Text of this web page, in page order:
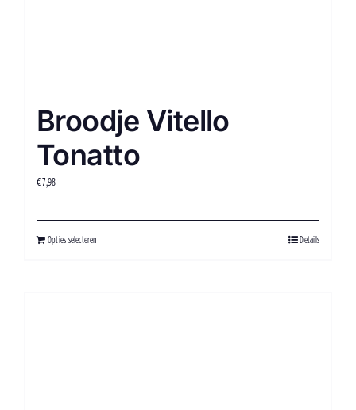
Broodje Vitello
Tonatto
€7,98
Opties selecteren Details